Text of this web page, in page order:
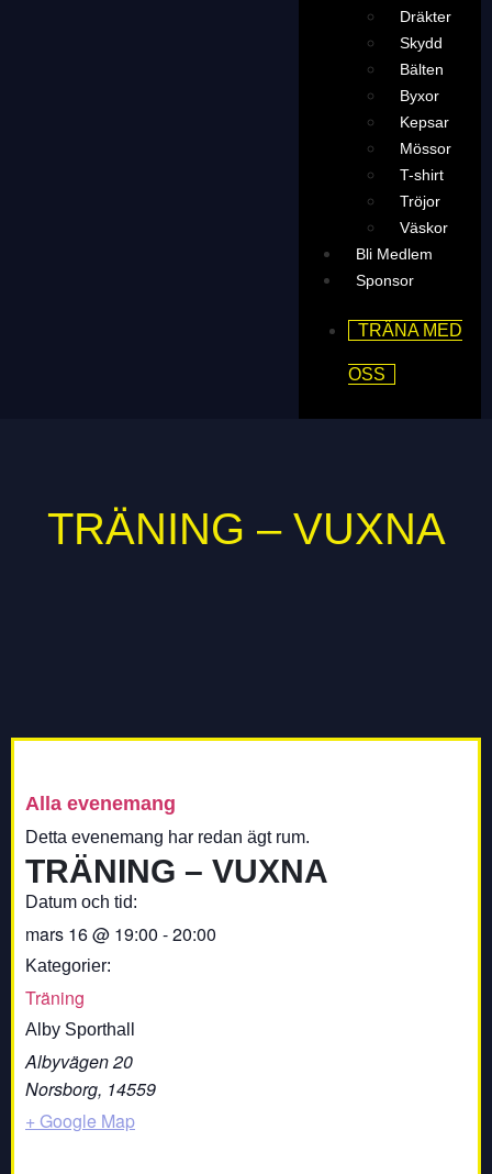
Dräkter
Skydd
Bälten
Byxor
Kepsar
Mössor
T-shirt
Tröjor
Väskor
Bli Medlem
Sponsor
TRÄNA MED
OSS
TRÄNING – VUXNA
Alla evenemang
Detta evenemang har redan ägt rum.
TRÄNING – VUXNA
Datum och tid:
mars 16@ 19:00 -20:00
Kategorier:
Träning
Alby Sporthall
Albyvägen 20
Norsborg, 14559
+ Google Map